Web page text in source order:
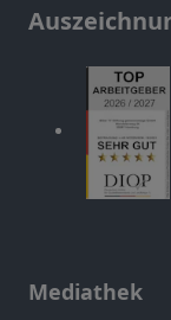
Mediathek